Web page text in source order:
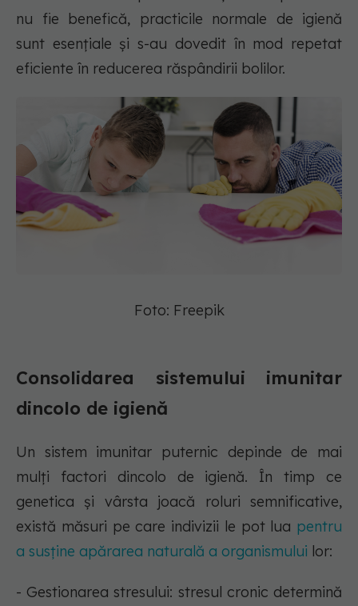
nu fie benefică, practicile normale de igienă
sunt esențiale și s-au dovedit în mod repetat
eficiente în reducerea răspândirii bolilor.
Foto: Freepik
Consolidarea sistemului imunitar
dincolo de igienă
Un sistem imunitar puternic depinde de mai
mulți factori dincolo de igienă. În timp ce
genetica și vârsta joacă roluri semnificative,
există măsuri pe care indivizii le pot lua pentru
a susține apărarea naturală a organismului lor:
- Gestionarea stresului: stresul cronic determină